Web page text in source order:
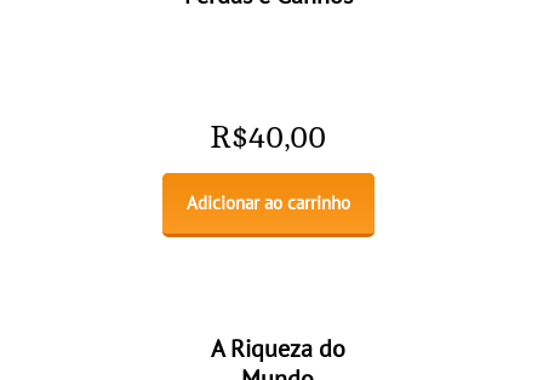
R$40,00
Adicionar ao carrinho
A Riqueza do